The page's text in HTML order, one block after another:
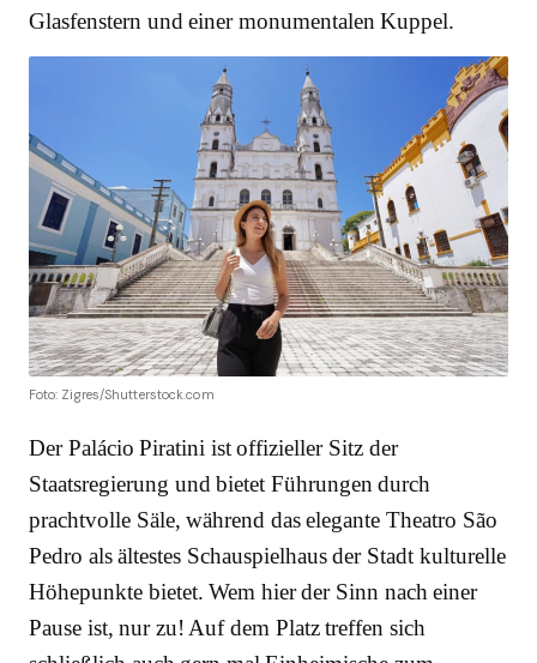
Glasfenstern und einer monumentalen Kuppel.
Foto: Zigres/Shutterstock.com
Der Palácio Piratini ist offizieller Sitz der
Staatsregierung und bietet Führungen durch
prachtvolle Säle, während das elegante Theatro São
Pedro als ältestes Schauspielhaus der Stadt kulturelle
Höhepunkte bietet. Wem hier der Sinn nach einer
Pause ist, nur zu! Auf dem Platz treffen sich